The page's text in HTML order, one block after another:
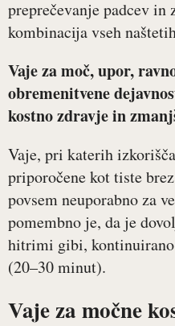
preprečevanje padcev
kombinacija vseh
Vaje za moč, upor,
obremenitvene
kostno zdravje in
Vaje, pri katerih
priporočene kot tiste
povsem neuporabno za
pomembno je, da je
hitrimi gibi,
(20–30 minut).
Vaje za močne